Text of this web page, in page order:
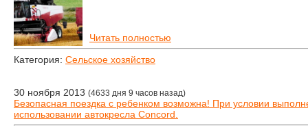
Читать полностью
Категория: Сельское хозяйство
30 ноября 2013 (4633 дня 9 часов назад)
Безопасная поездка с ребенком возможна! При условии
использовании автокресла Concord.